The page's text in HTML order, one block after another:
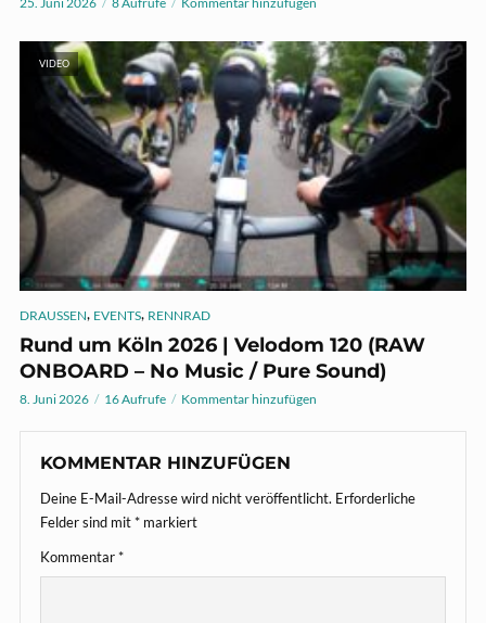
VIDEO
DRAUSSEN, EVENTS, RENNRAD
Rund um Köln 2026 | Velodom 120 (RAW
ONBOARD – No Music / Pure Sound)
8. Juni 2026 16 Aufrufe Kommentar hinzufügen
KOMMENTAR HINZUFÜGEN
Deine E-Mail-Adresse wird nicht veröffentlicht. Erforderliche
Felder sind mit* markiert
Kommentar*